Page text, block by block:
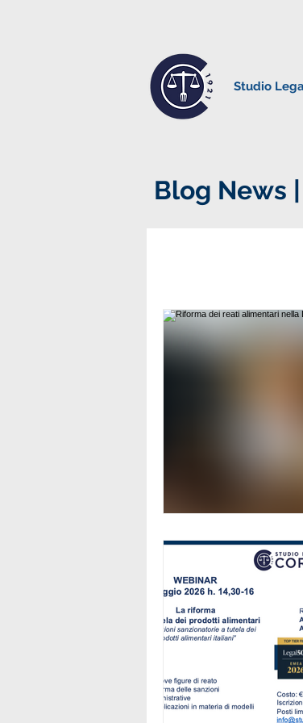
Studio
Blog News